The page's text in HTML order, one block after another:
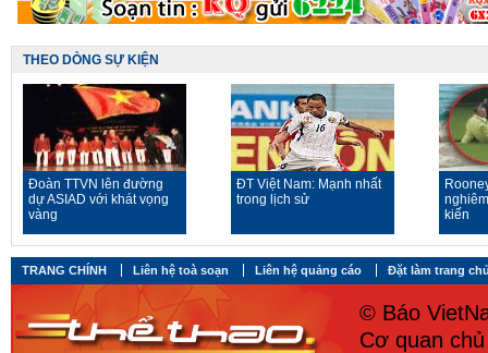
THEO DÒNG SỰ KIỆN
Đoàn TTVN lên đường
dự ASIAD với khát vọng
vàng
ĐT Việt Nam: Mạnh nhất
trong lịch sử
kiến
TRANG CHÍNH Liên hệ toà soạn Liên hệ quảng cáo Đặt làm trang
© Báo
Cơ quan